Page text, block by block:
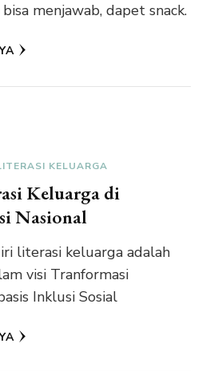
menjawab, dapet snack.
KELUARGA
Keluarga di
Nasional
literasi keluarga adalah
visi Tranformasi
Inklusi Sosial